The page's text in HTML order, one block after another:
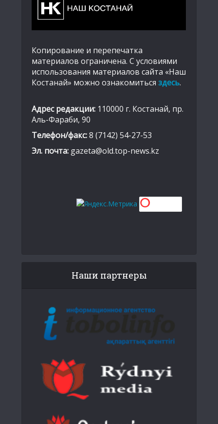
Копирование и перепечатка
материалов ограничена. С условиями
использования материалов сайта «Наш
Костанай» можно ознакомиться здесь.
Адрес редакции: 110000 г. Костанай, пр.
Аль-Фараби, 90
Телефон/факс:8 (7142) 54-27-53
Эл. почта: gazeta@old.top-news.kz
Наши партнеры